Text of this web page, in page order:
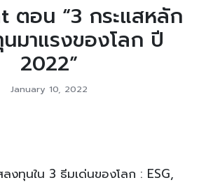
ตอน “3 กระแสหลัก
มาแรงของโลก ปี
2022”
January 10, 2022
งทุนใน 3 ธีมเด่นของโลก : ESG,